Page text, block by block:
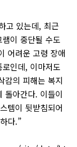
고 있는데, 최근
이 중단될 수도
어려운 고령 장애
인데, 이마저도
감의 피해는 복지
돌아간다. 이들이
템이 뒷받침되어
다.”